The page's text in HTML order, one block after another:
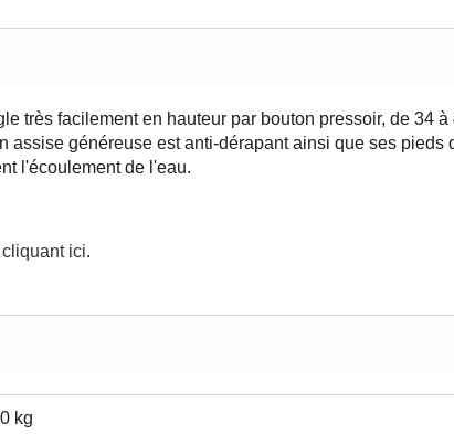
très facilement en hauteur par bouton pressoir, de 34 à
assise généreuse est anti-dérapant ainsi que ses pieds
l'écoulement de l'eau.
ici.
kg